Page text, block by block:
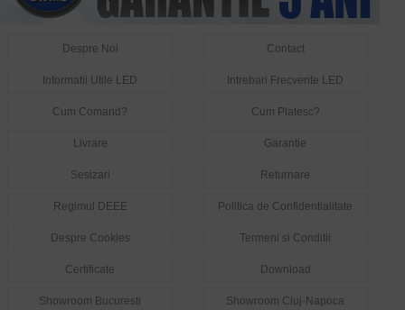
Despre Noi Contact
Informatii Utile LED Intrebari Frecvente LED
Cum Comand? Cum Platesc?
Livrare Garantie
Sesizari Returnare
Regimul DEEE Politica de Confidentialitate
Despre Cookies Termeni si Conditii
Certificate Download
Showroom Bucuresti Showroom Cluj-Napoca